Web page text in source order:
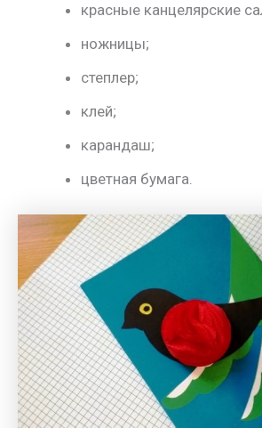
красные канцелярские
ножницы;
степлер;
клей;
карандаш;
цветная бумага.